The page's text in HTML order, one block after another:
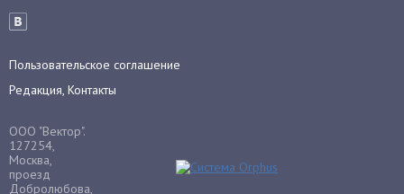
Дендробиум
Денежное дерево
Драцена
Дыня
Пользовательское соглашение
Редакция, Контакты
ООО "Вектор".
127254,
Москва,
проезд
Добролюбова,